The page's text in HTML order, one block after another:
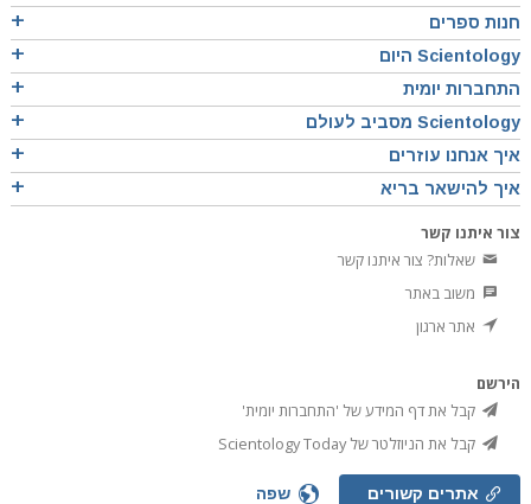
חנות ספרים
Scientology היום
התחברות יומית
Scientology מסביב לעולם
איך אנחנו עוזרים
איך להישאר בריא
צור איתנו קשר
שאלות? צור איתנו קשר
משוב באתר
אתר ארגון
הירשם
קבל את דף המידע של 'התחברות יומית'
קבל את הניוזלטר של Scientology Today
אתרים קשורים שפה